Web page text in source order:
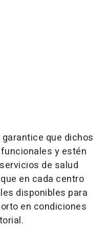
que dichos
y estén
de salud
en cada centro
disponibles para
en condiciones